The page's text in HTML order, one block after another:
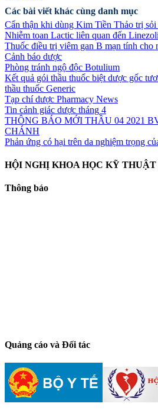
Các bài viết khác cùng danh mục
Cẩn thận khi dùng Kim Tiền Thảo trị sỏi
Nhiễm toan Lactic liên quan đến
Thuốc điều trị viêm gan B mạn tính cho
Cảnh báo dược
Phòng tránh ngộ độc Botulium
Kết quả gói thầu thuốc biệt dược gốc
thầu thuốc Generic
Tạp chí dược Pharmacy News
Tin cảnh giác dược tháng 4
THÔNG BÁO MỚI THẦU 04 2021
CHÁNH
Phản ứng có hại trên da nghiệm trọng
HỘI NGHỊ KHOA HỌC KỸ THUẬT
Thông báo
Quảng cáo và Đối tác